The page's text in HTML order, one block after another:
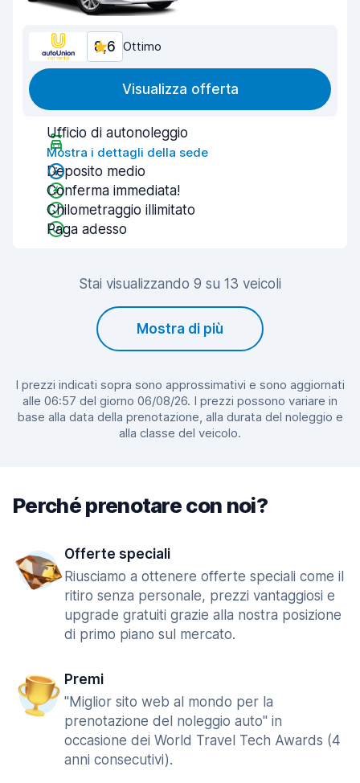
8,6 Ottimo
Visualizza offerta
Ufficio di autonoleggio
Mostra i dettagli della sede
Deposito medio
Conferma immediata!
Chilometraggio illimitato
Paga adesso
Stai visualizzando 9 su 13 veicoli
Mostra di più
I prezzi indicati sopra sono approssimativi e sono aggiornati
alle 06:57 del giorno 06/08/26. I prezzi possono variare in
base alla data della prenotazione, alla durata del noleggio e
alla classe del veicolo.
Perché prenotare con noi?
Offerte speciali
Riusciamo a ottenere offerte speciali come il
ritiro senza personale, prezzi vantaggiosi e
upgrade gratuiti grazie alla nostra posizione
di primo piano sul mercato.
Premi
"Miglior sito web al mondo per la
prenotazione del noleggio auto" in
occasione dei World Travel Tech Awards (4
anni consecutivi).